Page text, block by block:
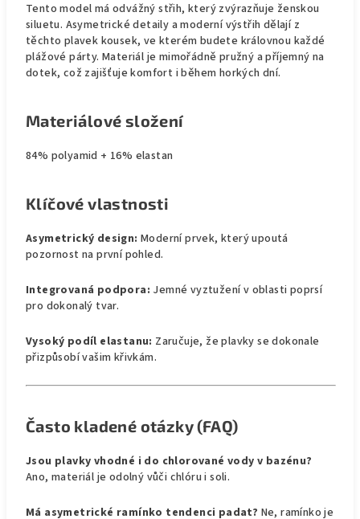
Tento model má odvážný střih, který zvýrazňuje ženskou
siluetu. Asymetrické detaily a moderní výstřih dělají z
těchto plavek kousek, ve kterém budete královnou každé
plážové párty. Materiál je mimořádně pružný a příjemný na
dotek, což zajišťuje komfort i během horkých dní.
Materiálové složení
84% polyamid + 16% elastan
Klíčové vlastnosti
Asymetrický design: Moderní prvek, který upoutá
pozornost na první pohled.
Integrovaná podpora: Jemné vyztužení v oblasti poprsí
pro dokonalý tvar.
Vysoký podíl elastanu: Zaručuje, že plavky se dokonale
přizpůsobí vašim křivkám.
Často kladené otázky (FAQ)
Jsou plavky vhodné i do chlorované vody v bazénu?
Ano, materiál je odolný vůči chlóru i soli.
Má asymetrické ramínko tendenci padat? Ne, ramínko je